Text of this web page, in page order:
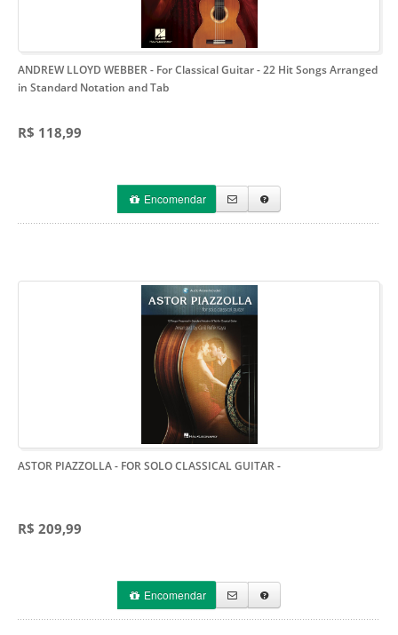
ANDREW LLOYD WEBBER - For Classical Guitar- 22 Hit Songs Arranged
in Standard Notation and Tab
R$ 118,99
Encomendar
ASTOR PIAZZOLLA - FOR SOLO CLASSICAL GUITAR-
R$ 209,99
Encomendar